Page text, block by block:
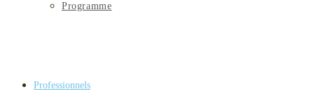
Programme
Professionnels